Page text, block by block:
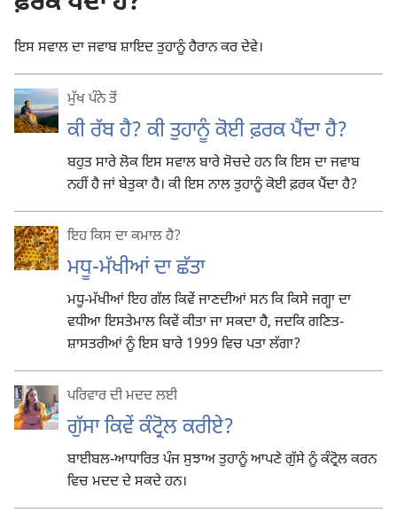
ਇਸ ਸਵਾਲ ਦਾ ਜਵਾਬ ਸ਼ਾਇਦ ਤੁਹਾਨੂੰ ਹੈਰਾਨ ਕਰ ਦੇਵੇ।
ਮੁੱਖ ਪੰਨੇ ਤੋਂ
ਕੀ ਰੱਬ ਹੈ? ਕੀ ਤੁਹਾਨੂੰ ਕੋਈ ਫ਼ਰਕ ਪੈਂਦਾ ਹੈ?
ਬਹੁਤ ਸਾਰੇ ਲੋਕ ਇਸ ਸਵਾਲ ਬਾਰੇ ਸੋਚਦੇ ਹਨ ਕਿ ਇਸ ਦਾ ਜਵਾਬ
ਨਹੀਂ ਹੈ ਜਾਂ ਬੇਤੁਕਾ ਹੈ। ਕੀ ਇਸ ਨਾਲ ਤੁਹਾਨੂੰ ਕੋਈ ਫ਼ਰਕ ਪੈਂਦਾ ਹੈ?
ਇਹ ਕਿਸ ਦਾ ਕਮਾਲ ਹੈ?
ਮਧੂ-ਮੱਖੀਆਂ ਦਾ ਛੱਤਾ
ਮਧੂ-ਮੱਖੀਆਂ ਇਹ ਗੱਲ ਕਿਵੇਂ ਜਾਣਦੀਆਂ ਸਨ ਕਿ ਕਿਸੇ ਜਗ੍ਹਾ ਦਾ
ਵਧੀਆ ਇਸਤੇਮਾਲ ਕਿਵੇਂ ਕੀਤਾ ਜਾ ਸਕਦਾ ਹੈ, ਜਦਕਿ ਗਣਿਤ-
ਸ਼ਾਸਤਰੀਆਂ ਨੂੰ ਇਸ ਬਾਰੇ 1999 ਵਿਚ ਪਤਾ ਲੱਗਾ?
ਪਰਿਵਾਰ ਦੀ ਮਦਦ ਲਈ
ਗੁੱਸਾ ਕਿਵੇਂ ਕੰਟ੍ਰੋਲ ਕਰੀਏ?
ਬਾਈਬਲ-ਆਧਾਰਿਤ ਪੰਜ ਸੁਝਾਅ ਤੁਹਾਨੂੰ ਆਪਣੇ ਗੁੱਸੇ ਨੂੰ ਕੰਟ੍ਰੋਲ ਕਰਨ
ਵਿਚ ਮਦਦ ਦੇ ਸਕਦੇ ਹਨ।